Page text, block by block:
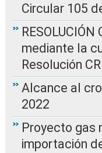
Circular 105
mediante la
Resolución
Alcance al
2022
Proyecto gas
importación